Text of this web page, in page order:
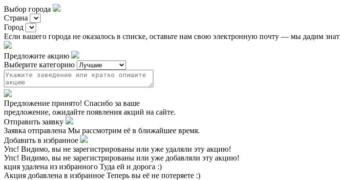
Выбор города
Страна
Город
Если вашего города не оказалось в списке, оставьте нам свою электронную почту — мы дадим
Предложите акцию
Выберите категорию
Предложение принято! Спасибо за ваше
предложение, ожидайте появления акций на сайте.
Отправить заявку
Заявка отправлена Мы рассмотрим её в ближайшее время.
Добавить в избранное
Упс! Видимо, вы не зарегистрированы или уже удаляли эту акцию!
Упс! Видимо, вы не зарегистрированы или уже добавляли эту акцию!
кция удалена из избранного Туда ей и дорога :)
Акция добавлена в избранное Теперь вы её не потеряете :)